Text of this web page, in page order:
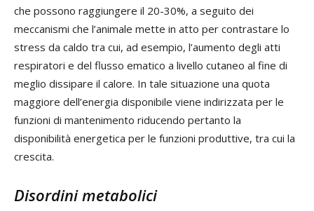
che possono raggiungere il 20-30%, a seguito dei
meccanismi che l’animale mette in atto per contrastare lo
stress da caldo tra cui, ad esempio, l’aumento degli atti
respiratori e del flusso ematico a livello cutaneo al fine di
meglio dissipare il calore. In tale situazione una quota
maggiore dell’energia disponibile viene indirizzata per le
funzioni di mantenimento riducendo pertanto la
disponibilità energetica per le funzioni produttive, tra cui la
crescita.
Disordini metabolici